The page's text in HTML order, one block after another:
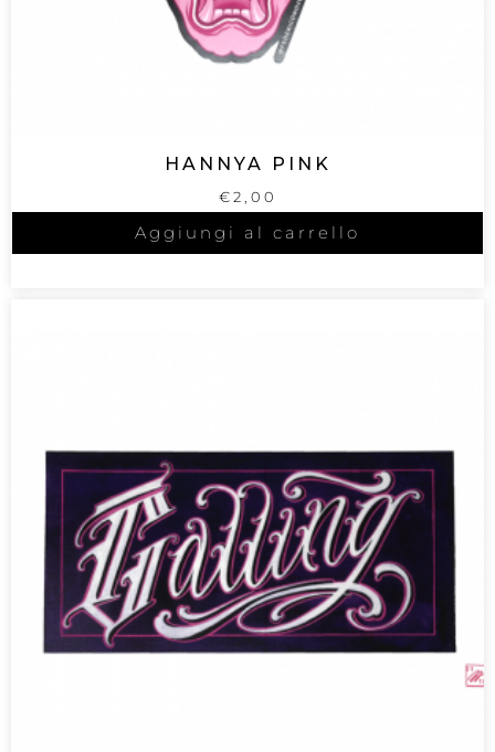
HANNYA PINK
€2,00
Aggiungi al carrello